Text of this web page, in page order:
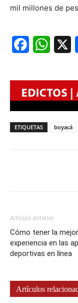
mil millones de
Facebook
ETIQUETAS boyacá
Artículo anterior
Cómo tener la mejor
experiencia en las
deportivas en línea
Artículos